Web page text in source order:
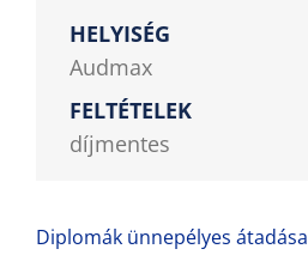
HELYISÉG
Audmax
FELTÉTELEK
díjmentes
Diplomák ünnepélyes átadása